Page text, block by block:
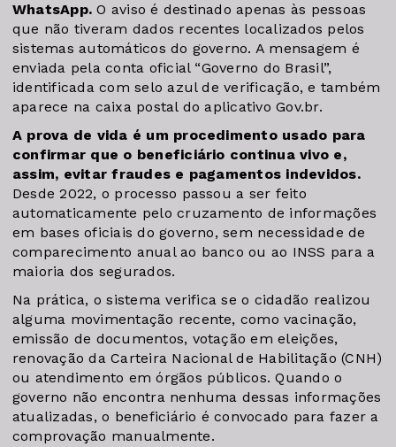
WhatsApp.O aviso é destinado apenas às pessoas
que não tiveram dados recentes localizados pelos
sistemas automáticos do governo. A mensagem é
enviada pela conta oficial “Governo do Brasil”,
identificada com selo azul de verificação, e também
aparece na caixa postal do aplicativo Gov.br.
A prova de vida é um procedimento usado para
confirmar que o beneficiário continua vivo e,
assim, evitar fraudes e pagamentos indevidos.
Desde 2022, o processo passou a ser feito
automaticamente pelo cruzamento de informações
em bases oficiais do governo, sem necessidade de
comparecimento anual ao banco ou ao INSS para a
maioria dos segurados.
Na prática, o sistema verifica se o cidadão realizou
alguma movimentação recente, como vacinação,
emissão de documentos, votação em eleições,
renovação da Carteira Nacional de Habilitação (CNH)
ou atendimento em órgãos públicos. Quando o
governo não encontra nenhuma dessas informações
atualizadas, o beneficiário é convocado para fazer a
comprovação manualmente.